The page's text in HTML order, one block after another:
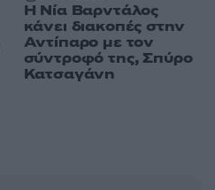
Η Νία Βαρντάλος
κάνει διακοπές στην
Αντίπαρο με τον
σύντροφό της, Σπύρο
Κατσαγάνη